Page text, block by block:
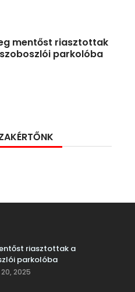
mentőst riasztottak
parkolóba
riasztottak a
parkolóba
2025